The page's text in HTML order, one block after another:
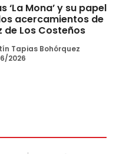
‘La Mona’ y su papel
acercamientos de
de Los Costeños
Tapias Bohórquez
2026